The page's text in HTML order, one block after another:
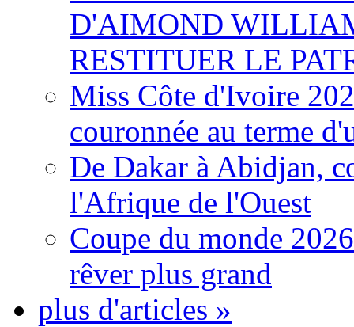
D'AIMOND
RESTITUER LE
Miss Côte d'Ivoire
couronnée au terme
De Dakar à Abidjan,
l'Afrique de l'Ouest
Coupe du monde
rêver plus grand
plus d'articles »